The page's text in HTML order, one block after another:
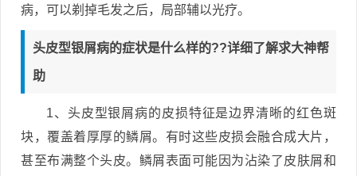
病，可以剃掉毛发之后，局部辅以光疗。
头皮型银屑病的症状是什么样的??详细了解求大神帮
助
1、头皮型银屑病的皮损特征是边界清晰的红色斑
块，覆盖着厚厚的鳞屑。有时这些皮损会融合成大片，
甚至布满整个头皮。鳞屑表面可能因为沾染了皮肤屑和